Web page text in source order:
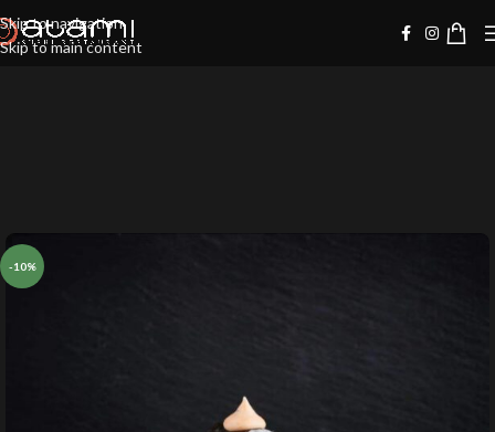
Skip to navigation
Skip to main content
-10%